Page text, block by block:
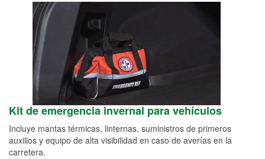
Kit de emergencia invernal para vehículos
Incluye mantas térmicas, linternas, suministros de primeros
auxilios y equipo de alta visibilidad en caso de averías en la
carretera.